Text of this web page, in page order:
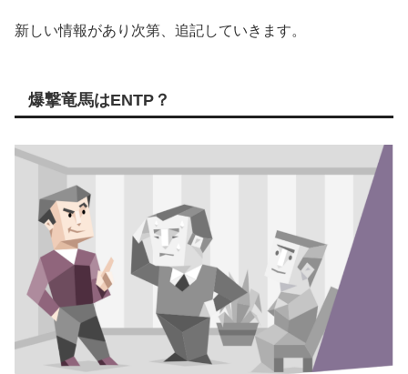
新しい情報があり次第、追記していきます。
爆撃竜馬はENTP？